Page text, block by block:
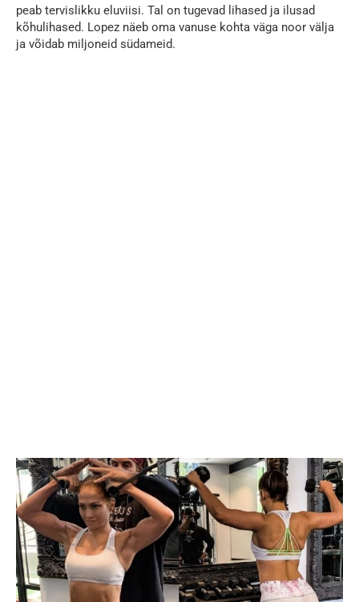
peab tervislikku eluviisi. Tal on tugevad lihased ja ilusad
kõhulihased. Lopez näeb oma vanuse kohta väga noor välja
ja võidab miljoneid südameid.